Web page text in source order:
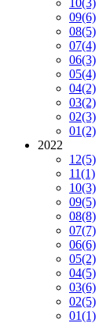
10(3)
09(6)
08(5)
07(4)
06(3)
05(4)
04(2)
03(2)
02(3)
01(2)
2022
12(5)
11(1)
10(3)
09(5)
08(8)
07(7)
06(6)
05(2)
04(5)
03(6)
02(5)
01(1)